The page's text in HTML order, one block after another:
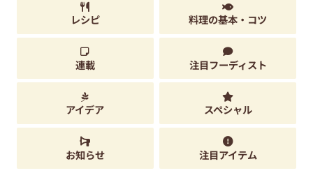
レシピ 料理の基本・コツ
連載 注目フーディスト
アイデア スペシャル
お知らせ 注目アイテム